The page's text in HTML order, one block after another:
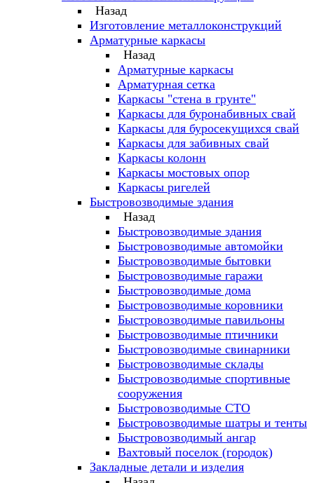
Назад
Изготовление металлоконструкций
Арматурные каркасы
Назад
Арматурные каркасы
Арматурная сетка
Каркасы "стена в грунте"
Каркасы для буронабивных свай
Каркасы для буросекущихся свай
Каркасы для забивных свай
Каркасы колонн
Каркасы мостовых опор
Каркасы ригелей
Быстровозводимые здания
Назад
Быстровозводимые здания
Быстровозводимые автомойки
Быстровозводимые бытовки
Быстровозводимые гаражи
Быстровозводимые дома
Быстровозводимые коровники
Быстровозводимые павильоны
Быстровозводимые птичники
Быстровозводимые свинарники
Быстровозводимые склады
Быстровозводимые спортивные
сооружения
Быстровозводимые СТО
Быстровозводимые шатры и тенты
Быстровозводимый ангар
Вахтовый поселок (городок)
Закладные детали и изделия